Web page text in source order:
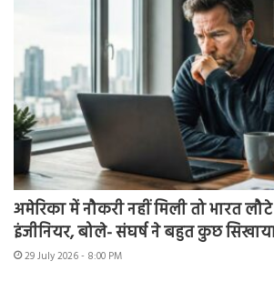
अमेरिका में नौकरी नहीं मिली तो भारत
इंजीनियर, बोले- संघर्ष ने बहुत कुछ
29 July 2026 - 8:00 PM